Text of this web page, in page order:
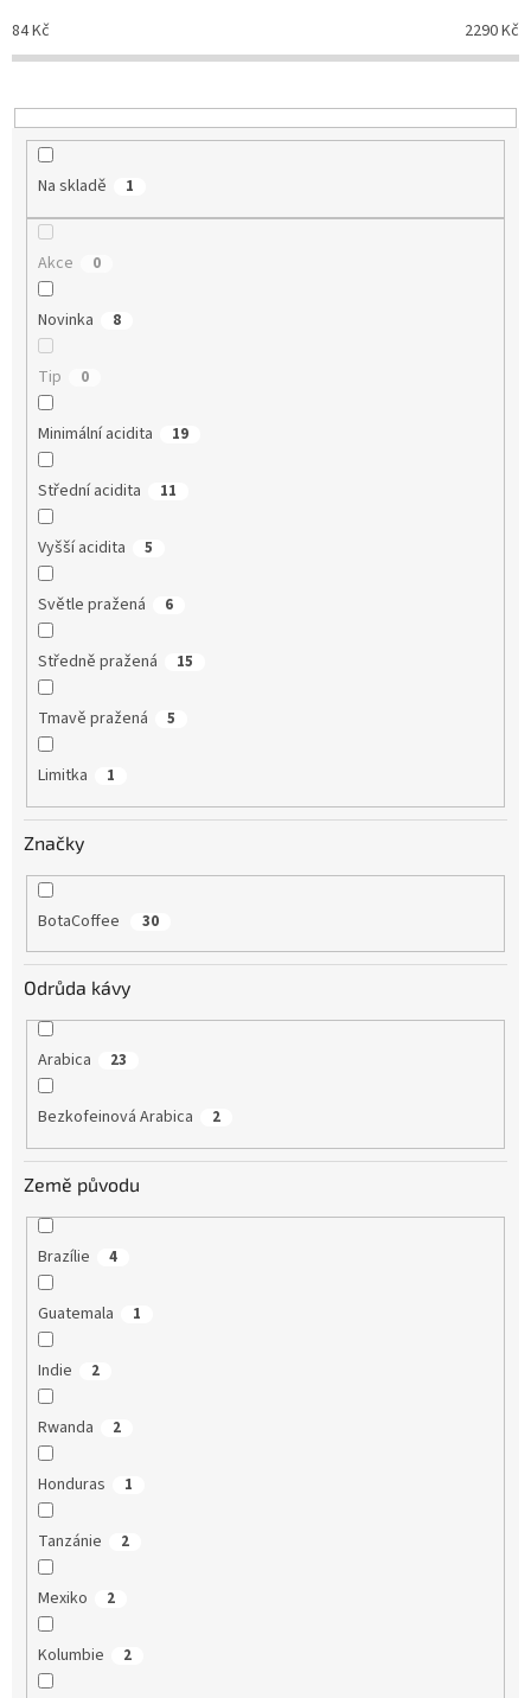
k
t
84Kč 2290Kč
Na skladě 1
Akce 0
Novinka 8
Tip 0
Minimální acidita 19
Střední acidita 11
Vyšší acidita 5
Světle pražená 6
Středně pražená 15
Tmavě pražená 5
Limitka 1
Značky
BotaCoffee 30
Odrůda kávy
Arabica 23
Bezkofeinová Arabica 2
Země původu
Brazílie 4
Guatemala 1
Indie 2
Rwanda 2
Honduras 1
Tanzánie 2
Mexiko 2
Kolumbie 2